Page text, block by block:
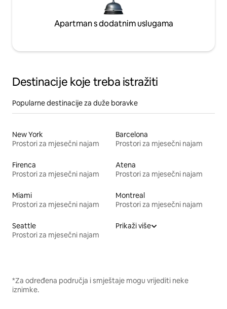
Apartman s dodatnim uslugama
Destinacije koje treba istražiti
Popularne destinacije za duže boravke
New York
Prostori za mjesečni najam
Barcelona
Prostori za mjesečni najam
Firenca
Prostori za mjesečni najam
Atena
Prostori za mjesečni najam
Miami
Prostori za mjesečni najam
Montreal
Prostori za mjesečni najam
Seattle
Prostori za mjesečni najam
Prikaži više
*Za određena područja i smještaje mogu vrijediti neke
iznimke.